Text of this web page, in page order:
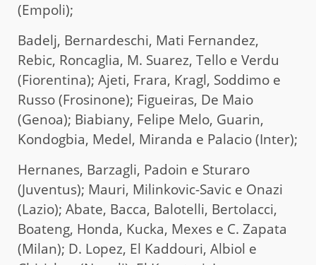
(Empoli);
Badelj, Bernardeschi, Mati Fernandez,
Rebic, Roncaglia, M. Suarez, Tello e Verdu
(Fiorentina); Ajeti, Frara, Kragl, Soddimo e
Russo (Frosinone); Figueiras, De Maio
(Genoa); Biabiany, Felipe Melo, Guarin,
Kondogbia, Medel, Miranda e Palacio (Inter);
Hernanes, Barzagli, Padoin e Sturaro
(Juventus); Mauri, Milinkovic-Savic e Onazi
(Lazio); Abate, Bacca, Balotelli, Bertolacci,
Boateng, Honda, Kucka, Mexes e C. Zapata
(Milan); D. Lopez, El Kaddouri, Albiol e